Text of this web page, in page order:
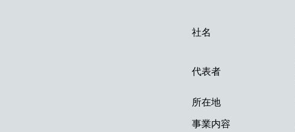
社名
代表者
所在地
事業内容